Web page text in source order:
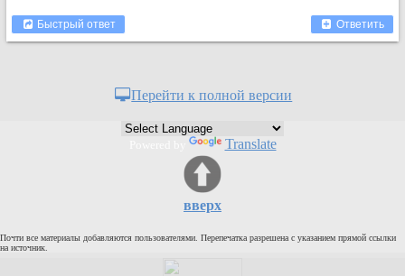
Быстрый ответ Ответить
Перейти к полной версии
Translate
вверх
Почти все материалы добавляются пользователями. Перепечатка разрешена с указанием прямой ссылки
на источник.